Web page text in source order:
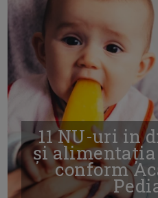
11 NU-uri in
și
conform